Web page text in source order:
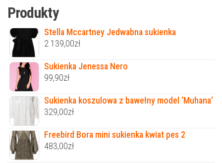
Produkty
Stella Mccartney Jedwabna sukienka
2 139,00zł
Sukienka Jenessa Nero
99,90zł
Sukienka koszulowa z bawełny model ‘Muhana’
329,00zł
Freebird Bora mini sukienka kwiat pes 2
483,00zł